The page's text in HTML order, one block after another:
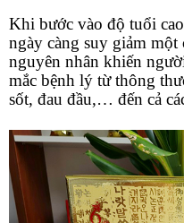
Khi bước vào độ tuổi
ngày càng suy giảm
nguyên nhân khiến
mắc bệnh lý từ thông
sốt, đau đầu,… đến cả